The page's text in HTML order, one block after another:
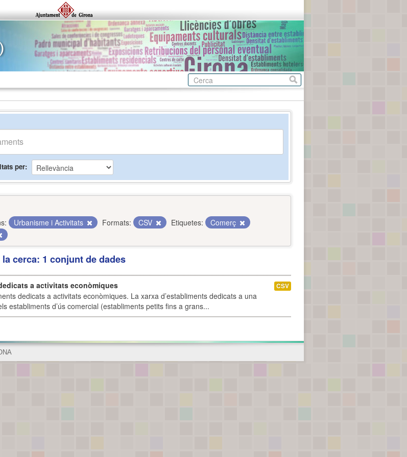
per
Urbanisme i Activitats Formats: CSV Etiquetes:
Comerç
cerca: 1 conjunt de dades
a activitats econòmiques
dedicats a activitats econòmiques. La xarxa d’establiments dedicats a una
establiments d’ús comercial (establiments petits fins a grans...
CSV